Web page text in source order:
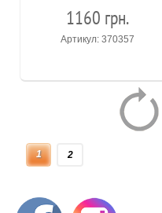
1160 грн.
Артикул: 370357
1 2